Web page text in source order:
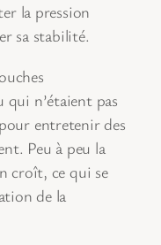
la pression
sa stabilité.
qui n’étaient pas
entretenir des
Peu à peu la
croît, ce qui se
de la